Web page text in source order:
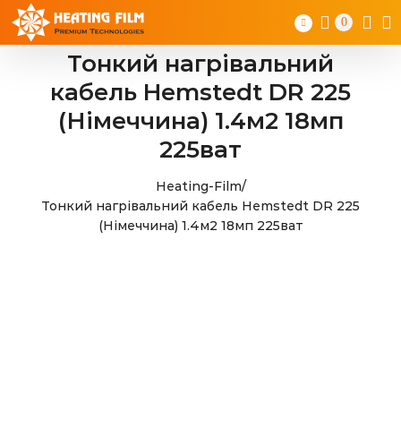
Skip
0
Тонкий нагрівальний
кабель Hemstedt DR 225
(Німеччина) 1.4м2 18мп
225ват
Heating-Film/
Тонкий нагрівальний кабель Hemstedt DR 225
(Німеччина) 1.4м2 18мп 225ват